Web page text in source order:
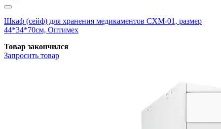
Шкаф (сейф) для хранения медикаментов СХМ-01, размер
44*34*70см, Оптимех
Товар закончился
Запросить товар